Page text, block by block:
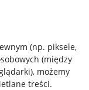
(np. piksele,
(między
, możemy
treści.